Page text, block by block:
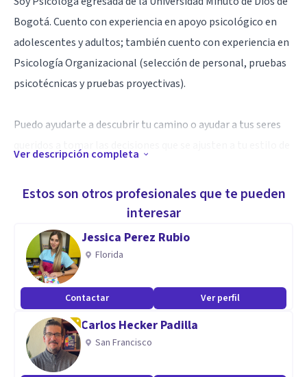
Bogotá. Cuento con experiencia en apoyo psicológico en
adolescentes y adultos; también cuento con experiencia en
Psicología Organizacional (selección de personal, pruebas
psicotécnicas y pruebas proyectivas).
Puedo ayudarte a descubrir tu camino o ayudar a tus seres
hábitos y su vida emocional.
Me considero una persona honesta, comprometida y
responsable con mis pacientes. Conmigo van a tener un
profesional que está para ayudarlos y orientarlos.
Mis áreas de intervención son: fortalecimiento en
competencias blandas y preparación para el mundo laboral,
duelos, terapia de pareja, autoestima, autoconcepto,
Ver descripción completa
Estos son otros profesionales que te pueden
interesar
Jessica Perez Rubio
Florida
Contactar Ver perfil
Carlos Hecker Padilla
San Francisco